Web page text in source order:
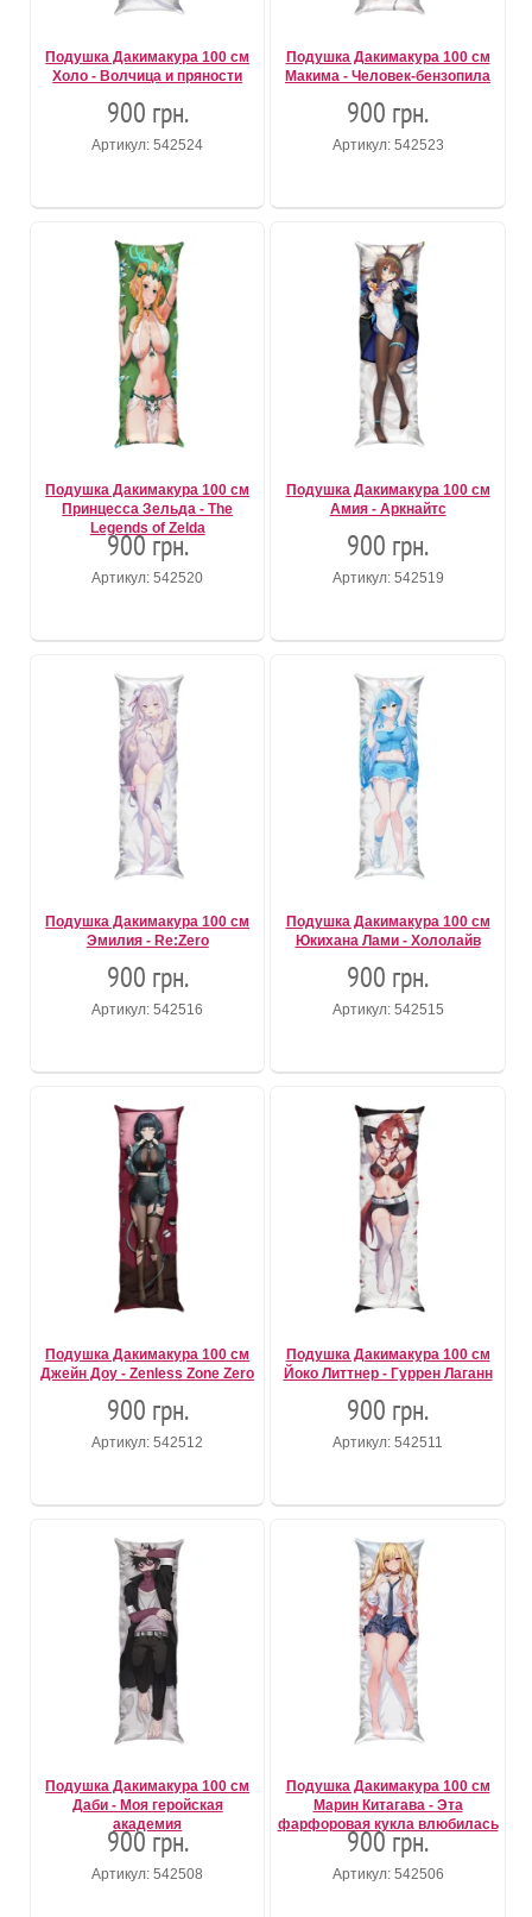
Подушка Дакимакура 100 см
Холо - Волчица и пряности
900 грн.
Артикул: 542524
Подушка Дакимакура 100 см
Макима - Человек-бензопила
900 грн.
Артикул: 542523
Подушка Дакимакура 100 см
Принцесса Зельда - The
Legends of Zelda
900 грн.
Артикул: 542520
Подушка Дакимакура 100 см
Амия - Аркнайтс
900 грн.
Артикул: 542519
Подушка Дакимакура 100 см
Эмилия - Re:Zero
900 грн.
Артикул: 542516
Подушка Дакимакура 100 см
Юкихана Лами - Хололайв
900 грн.
Артикул: 542515
Подушка Дакимакура 100 см
Джейн Доу - Zenless Zone Zero
900 грн.
Артикул: 542512
Подушка Дакимакура 100 см
Йоко Литтнер - Гуррен Лаганн
900 грн.
Артикул: 542511
Подушка Дакимакура 100 см
Даби - Моя геройская
академия
900 грн.
Артикул: 542508
Подушка Дакимакура 100 см
Марин Китагава - Эта
фарфоровая кукла влюбилась
900 грн.
Артикул: 542506